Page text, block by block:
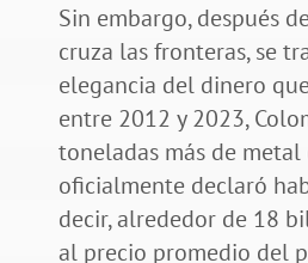
Sin embargo, después
cruza las fronteras, se
elegancia del dinero
entre 2012 y 2023,
toneladas más de metal
oficialmente declaró
decir, alrededor de 18
al precio promedio del